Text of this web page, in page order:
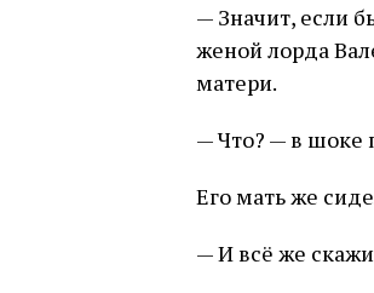
— Значит, если
женой лорда
матери.
— Что? — в шоке
Его мать же
— И всё же